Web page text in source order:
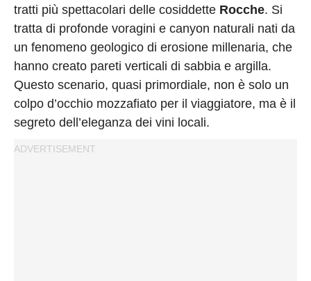
tratti più spettacolari delle cosiddette Rocche. Si
tratta di profonde voragini e canyon naturali nati da
un fenomeno geologico di erosione millenaria, che
hanno creato pareti verticali di sabbia e argilla.
Questo scenario, quasi primordiale, non è solo un
colpo d’occhio mozzafiato per il viaggiatore, ma è il
segreto dell’eleganza dei vini locali.